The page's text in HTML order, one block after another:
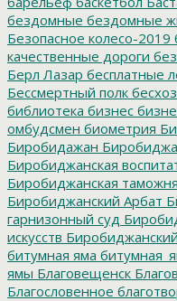
бездомные бездомные
Безопасное колесо-2019
качественные дороги
Берл Лазар бесплатные
Бессмертный полк
библиотека бизнес
омбудсмен биометрия
Биробидажан
Биробиджанская
Биробиджанская таможня
Биробиджанский Арбат
гарнизонный суд
искусств
битумная яма
ямы Благовещенск
Благословенное